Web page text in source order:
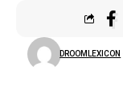
DROOMLEXICON